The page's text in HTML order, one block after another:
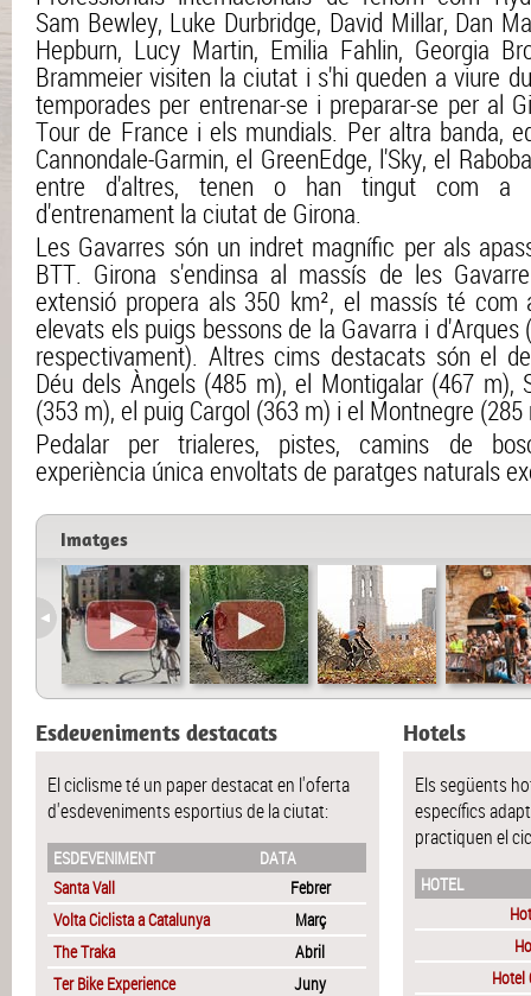
Sam Bewley, Luke Durbridge, David Millar, Dan
Hepburn, Lucy Martin, Emilia Fahlin, Georgia
Brammeier visiten la ciutat i s'hi queden a viure
temporades per entrenar-se i preparar-se per al
Tour de France i els mundials. Per altra banda,
Cannondale-Garmin, el GreenEdge, l'Sky, el
entre d'altres, tenen o han tingut com a
d'entrenament la ciutat de Girona.
Les Gavarres són un indret magnífic per als
BTT. Girona s'endinsa al massís de les
extensió propera als 350 km², el massís té com
elevats els puigs bessons de la Gavarra i d'Arques
respectivament). Altres cims destacats són el
Déu dels Àngels (485 m), el Montigalar (467 m),
(353 m), el puig Cargol (363 m) i el Montnegre (285
Pedalar per trialeres, pistes, camins de
experiència única envoltats de paratges naturals
Imatges
Esdeveniments destacats
El ciclisme té un paper destacat en l'oferta
d'esdeveniments esportius de la ciutat:
ESDEVENIMENT
DATA
Santa Vall
Febrer
Volta Ciclista a Catalunya
Març
The Traka
Abril
Ter Bike Experience
Juny
Hotels
Els següents
específics
practiquen el
HOTEL
Hotel